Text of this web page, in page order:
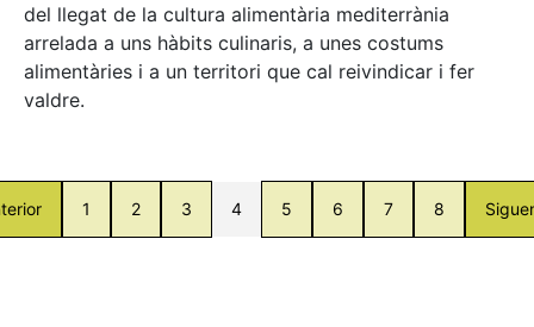
del llegat de la cultura alimentària mediterrània
arrelada a uns hàbits culinaris, a unes costums
alimentàries i a un territori que cal reivindicar i fer
valdre.
1 2 3 4 5 6 7 8